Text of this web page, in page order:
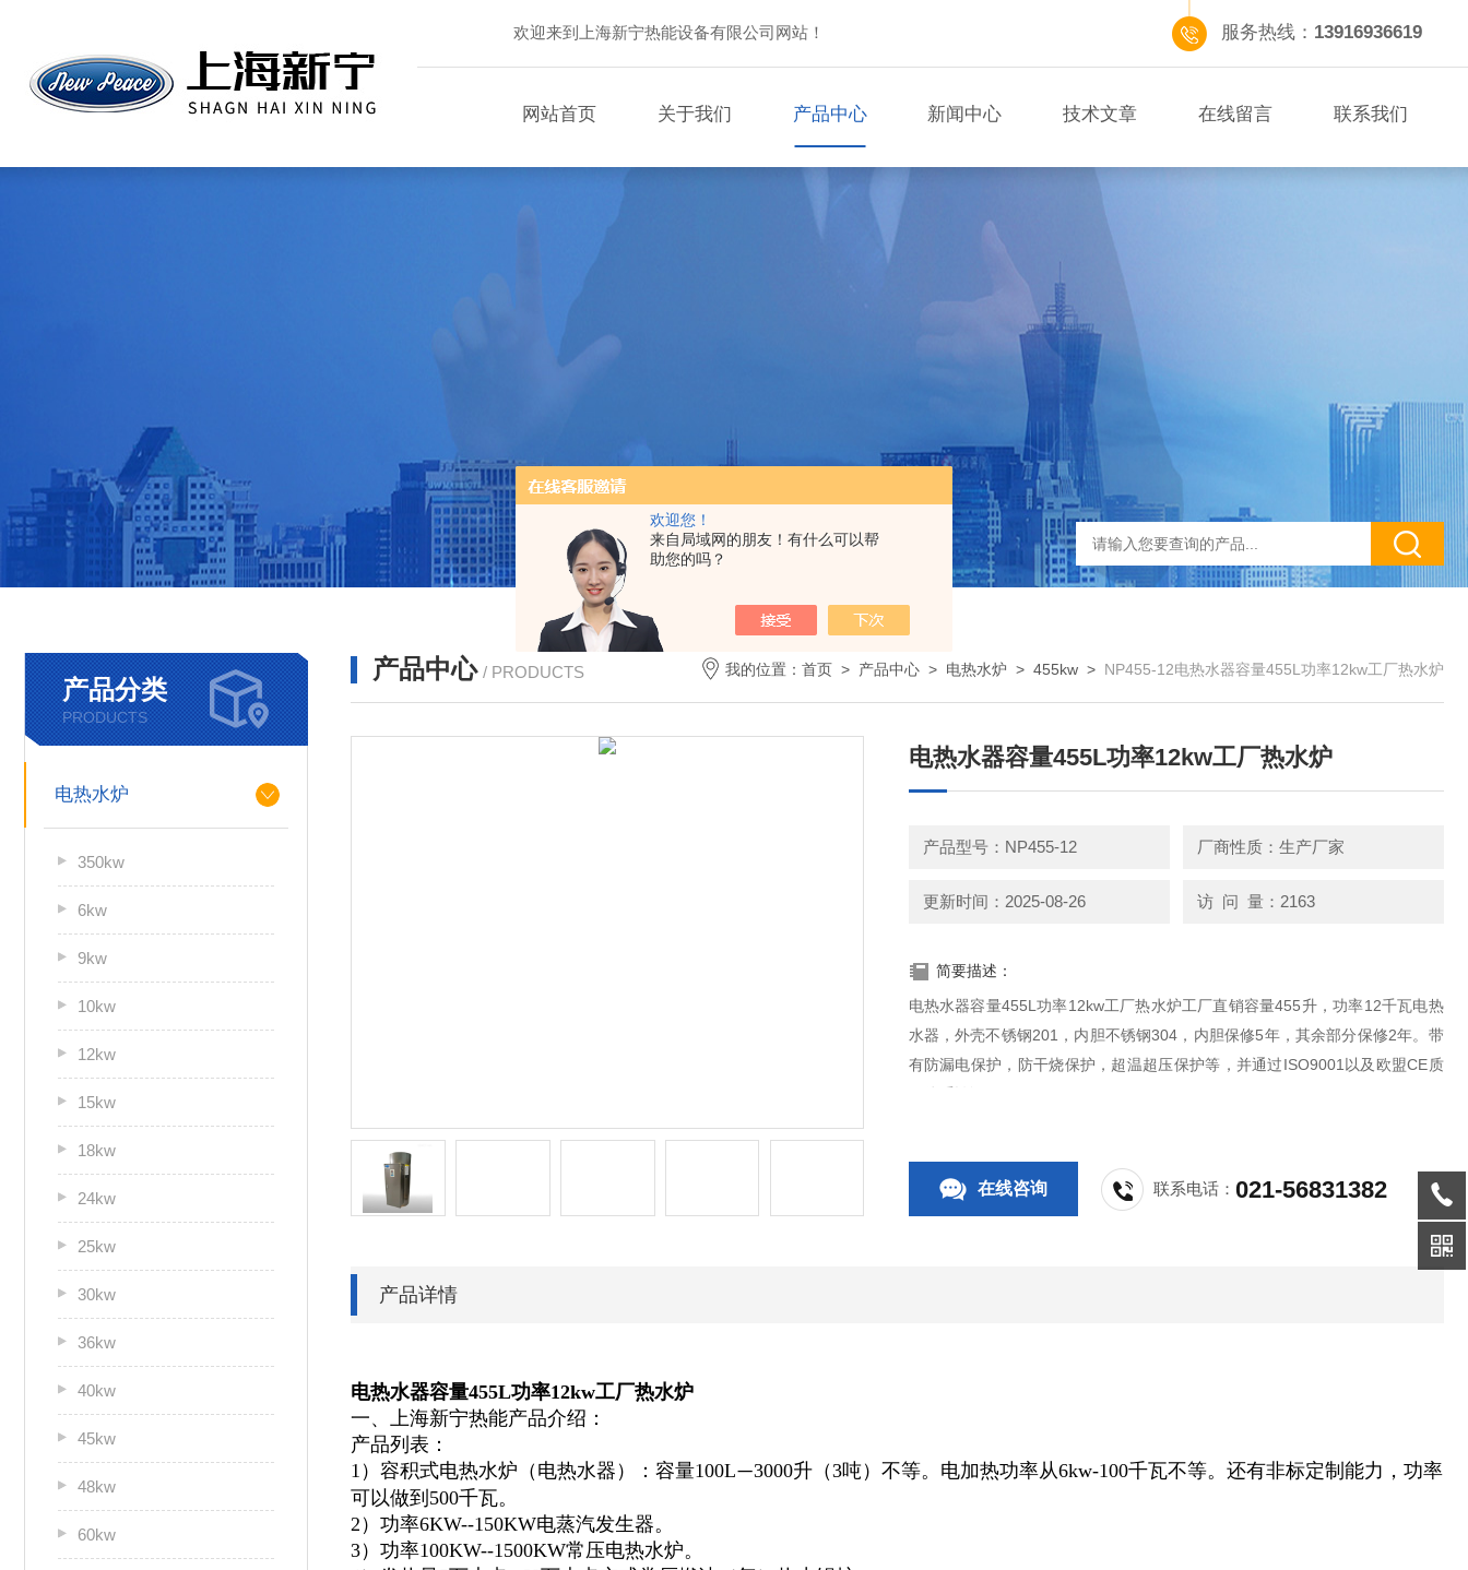
欢迎您！
来自局域网的朋友！有什么可以帮
助您的吗？
欢迎来到上海新宁热能设备有限公司网站！ 服务热线： 13916936619
网站首页 关于我们 产品中心 新闻中心 技术文章 在线留言 联系我们
产品分类
PRODUCTS
电热水炉
350kw
6kw
9kw
10kw
12kw
15kw
18kw
24kw
25kw
30kw
36kw
40kw
45kw
48kw
60kw
产品中心 / PRODUCTS 我的位置： 首页 > 产品中心 > 电热水炉 > 455kw > NP455-12电热水器容量455L功率12kw工厂热水炉
电热水器容量455L功率12kw工厂热水炉
产品型号：NP455-12 厂商性质：生产厂家
更新时间：2025-08-26 访 问 量：2163
简要描述：
电热水器容量455L功率12kw工厂热水炉工厂直销容量455升，功率12千瓦电热
水器，外壳不锈钢201，内胆不锈钢304，内胆保修5年，其余部分保修2年。带
有防漏电保护，防干烧保护，超温超压保护等，并通过ISO9001以及欧盟CE质
量体系认证。
在线咨询 联系电话：021-56831382
产品详情
电热水器容量455L功率12kw工厂热水炉
一、上海新宁热能产品介绍：
产品列表：
1）容积式电热水炉（电热水器）：容量100L—3000升（3吨）不等。电加热功率从6kw-100千瓦不等。还有非标定制能力，功率
可以做到500千瓦。
2）功率6KW--150KW电蒸汽发生器。
3）功率100KW--1500KW常压电热水炉。